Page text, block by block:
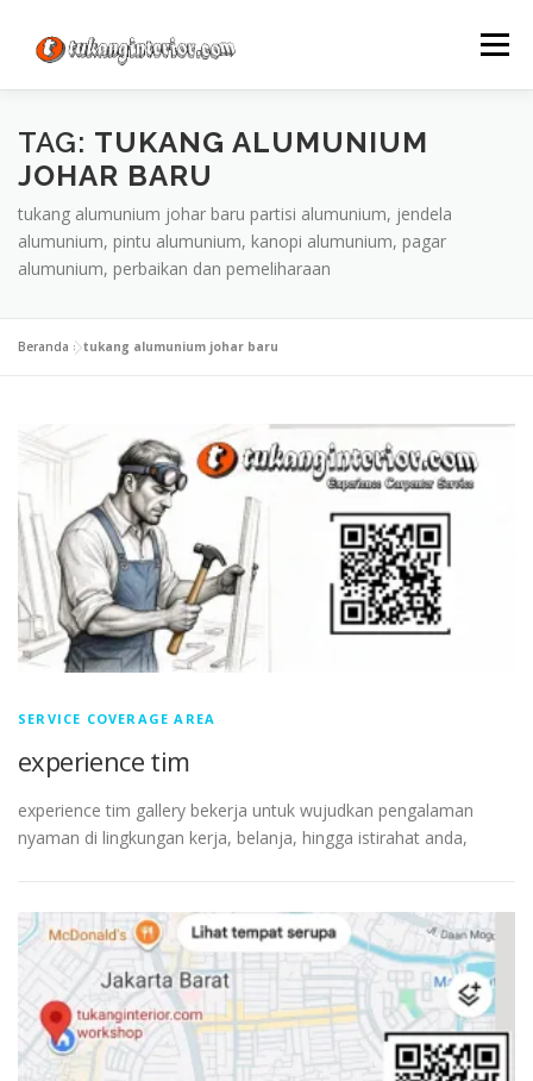
konten
Menu
TAG: TUKANG ALUMUNIUM
JOHAR BARU
tukang alumunium johar baru partisi alumunium, jendela
alumunium, pintu alumunium, kanopi alumunium, pagar
alumunium, perbaikan dan pemeliharaan
Beranda »tukang alumunium johar baru
SERVICE COVERAGE AREA
experience tim
experience tim gallery bekerja untuk wujudkan pengalaman
nyaman di lingkungan kerja, belanja, hingga istirahat anda,